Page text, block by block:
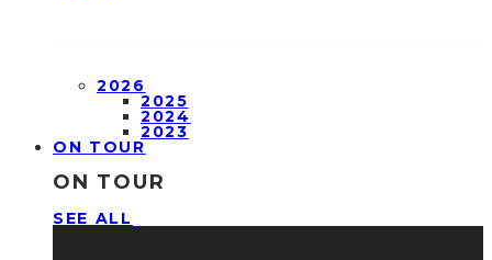
2026
2025
2024
2023
ON TOUR
ON TOUR
SEE ALL